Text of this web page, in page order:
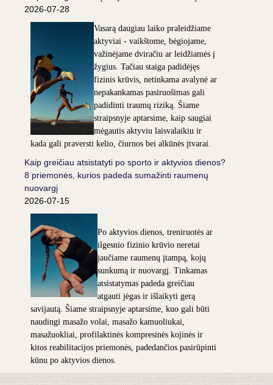
2026-07-28
Vasarą daugiau laiko praleidžiame
aktyviai - vaikštome, bėgiojame,
važinėjame dviračiu ar leidžiamės į
žygius. Tačiau staiga padidėjęs
fizinis krūvis, netinkama avalynė ar
nepakankamas pasiruošimas gali
padidinti traumų riziką. Šiame
straipsnyje aptarsime, kaip saugiai
mėgautis aktyviu laisvalaikiu ir
kada gali praversti kelio, čiurnos bei alkūnės įtvarai.
Kaip greičiau atsistatyti po sporto ir aktyvios dienos?
8 priemonės, kurios padeda sumažinti raumenų
nuovargį
2026-07-15
Po aktyvios dienos, treniruotės ar
ilgesnio fizinio krūvio neretai
jaučiame raumenų įtampą, kojų
sunkumą ir nuovargį. Tinkamas
atsistatymas padeda greičiau
atgauti jėgas ir išlaikyti gerą
savijautą. Šiame straipsnyje aptarsime, kuo gali būti
naudingi masažo volai, masažo kamuoliukai,
masažuokliai, profilaktinės kompresinės kojinės ir
kitos reabilitacijos priemonės, padedančios pasirūpinti
kūnu po aktyvios dienos.